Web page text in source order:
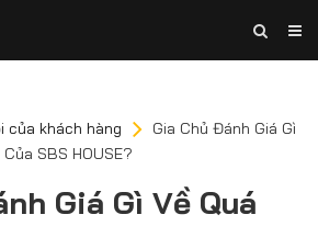
của khách hàng
Gia Chủ Đánh Giá Gì
SBS HOUSE?
Giá Gì Về Quá